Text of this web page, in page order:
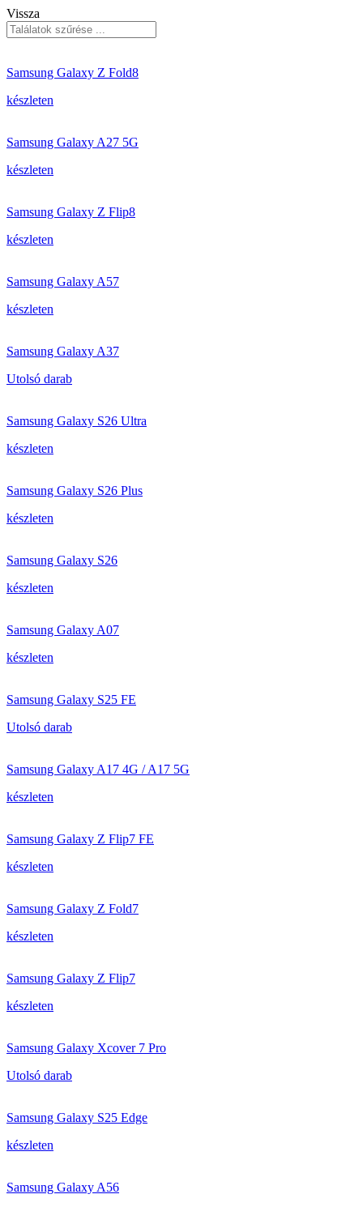
Vissza
Samsung Galaxy Z Fold8
készleten
Samsung Galaxy A27 5G
készleten
Samsung Galaxy Z Flip8
készleten
Samsung Galaxy A57
készleten
Samsung Galaxy A37
Utolsó darab
Samsung Galaxy S26 Ultra
készleten
Samsung Galaxy S26 Plus
készleten
Samsung Galaxy S26
készleten
Samsung Galaxy A07
készleten
Samsung Galaxy S25 FE
Utolsó darab
Samsung Galaxy A17 4G / A17 5G
készleten
Samsung Galaxy Z Flip7 FE
készleten
Samsung Galaxy Z Fold7
készleten
Samsung Galaxy Z Flip7
készleten
Samsung Galaxy Xcover 7 Pro
Utolsó darab
Samsung Galaxy S25 Edge
készleten
Samsung Galaxy A56